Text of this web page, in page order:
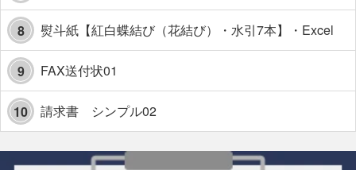
8 熨斗紙【紅白蝶結び（花結び）・水引7本】・Excel
9 FAX送付状01
10 請求書 シンプル02